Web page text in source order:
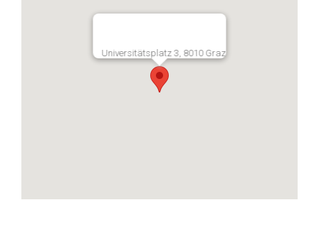
Universitätsplatz 3, 8010 Graz